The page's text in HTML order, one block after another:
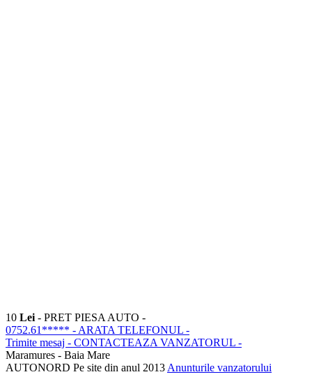
10 Lei - PRET PIESA AUTO -
0752.61***** - ARATA TELEFONUL -
Trimite mesaj - CONTACTEAZA VANZATORUL -
Maramures - Baia Mare
AUTONORD Pe site din anul 2013 Anunturile vanzatorului